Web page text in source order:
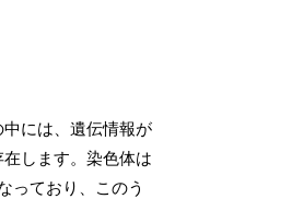
には、遺伝情報が
します。染色体は
っており、このう